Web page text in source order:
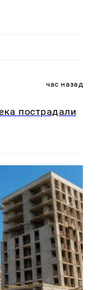
час назад
пострадали